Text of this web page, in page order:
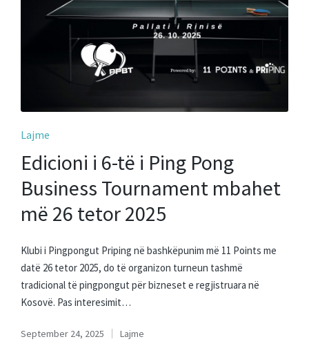
Posted
Lajme
Edicioni i 6-të i Ping Pong
Business Tournament mbahet
më 26 tetor 2025
Klubi i Pingpongut Priping në bashkëpunim më 11 Points me
datë 26 tetor 2025, do të organizon turneun tashmë
tradicional të pingpongut për bizneset e regjistruara në
Kosovë. Pas interesimit…
September 24, 2025
Posted
Lajme